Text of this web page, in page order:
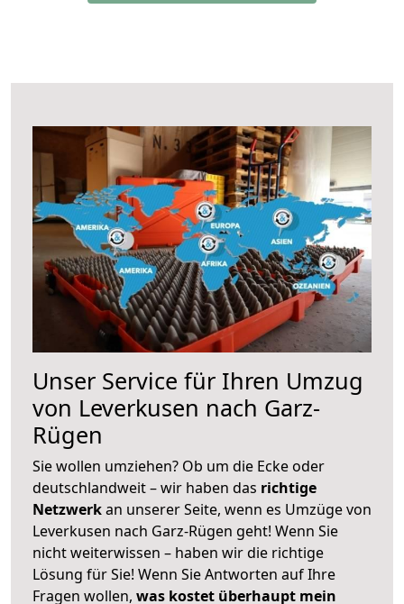
Unser Service für Ihren Umzug
von Leverkusen nach Garz-
Rügen
Sie wollen umziehen? Ob um die Ecke oder
deutschlandweit – wir haben das richtige
Netzwerkan unserer Seite, wenn es Umzüge von
Leverkusen nach Garz-Rügen geht! Wenn Sie
nicht weiterwissen – haben wir die richtige
Lösung für Sie! Wenn Sie Antworten auf Ihre
Fragen wollen, was kostet überhaupt mein